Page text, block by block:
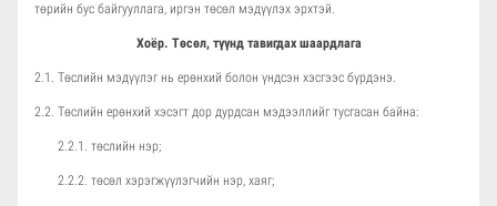
төрийн бус байгууллага, иргэн төсөл мэдүүлэх эрхтэй.
Хоёр. Төсөл, түүнд тавигдах шаардлага
2.1. Төслийн мэдүүлэг нь ерөнхий болон үндсэн хэсгээс бүрдэнэ.
2.2. Төслийн ерөнхий хэсэгт дор дурдсан мэдээллийг тусгасан байна:
2.2.1. төслийн нэр;
2.2.2. төсөл хэрэгжүүлэгчийн нэр, хаяг;